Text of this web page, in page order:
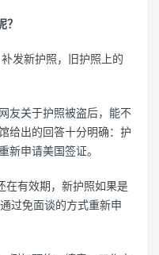
发新护照，旧护照上的
友关于护照被盗后，能不
给出的回答十分明确：护
新申请美国签证。
在有效期，新护照如果是
过免面谈的方式重新申